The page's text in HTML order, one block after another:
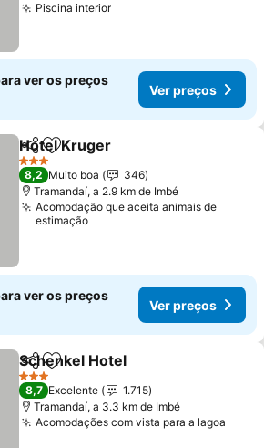
Piscina interiorVer preços
ver os preços
Ver preços
PartilharAdicionar aos favoritos
Hotel Kruger
3 Estrelas
8,2 Muito boa
346
Tramandaí, a 2.9 km de Imbé
Acomodação que aceita animais de
estimação
ver os preços
Ver preços
PartilharAdicionar aos favoritos
Schenkel Hotel
3 Estrelas
8,7 Excelente
1.715
Tramandaí, a 3.3 km de Imbé
Acomodações com vista para a lagoa